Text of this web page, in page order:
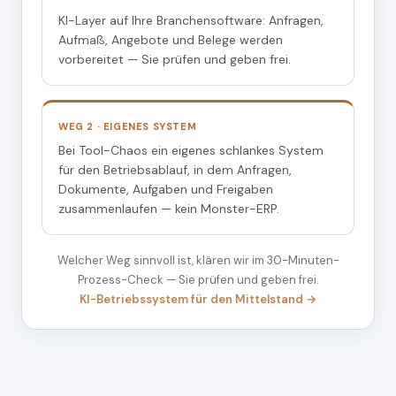
KI-Layer auf Ihre Branchensoftware: Anfragen,
Aufmaß, Angebote und Belege werden
vorbereitet — Sie prüfen und geben frei.
WEG 2 · EIGENES SYSTEM
Bei Tool-Chaos ein eigenes schlankes System
für den Betriebsablauf, in dem Anfragen,
Dokumente, Aufgaben und Freigaben
zusammenlaufen — kein Monster-ERP.
Welcher Weg sinnvoll ist, klären wir im 30-Minuten-
Prozess-Check — Sie prüfen und geben frei.
KI-Betriebssystem für den Mittelstand →